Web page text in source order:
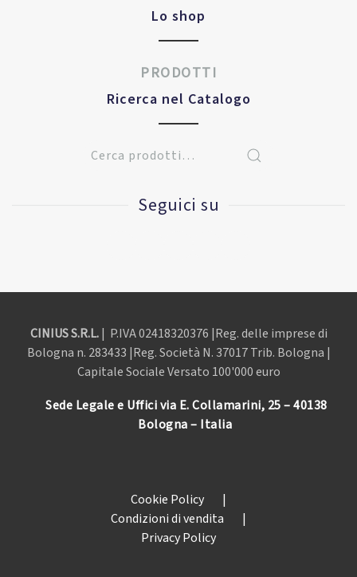
Lo shop
PRODOTTI
Ricerca nel Catalogo
Seguici su
CINIUS S.R.L.| P.IVA02418320376 |Reg. delle imprese di
Bologna n. 283433 |Reg. Società N. 37017 Trib. Bologna |
Capitale Sociale Versato 100'000 euro
Sede Legale e Uffici via E. Collamarini, 25 – 40138
Bologna – Italia
Cookie Policy
|
Condizioni di vendita
|
Privacy Policy